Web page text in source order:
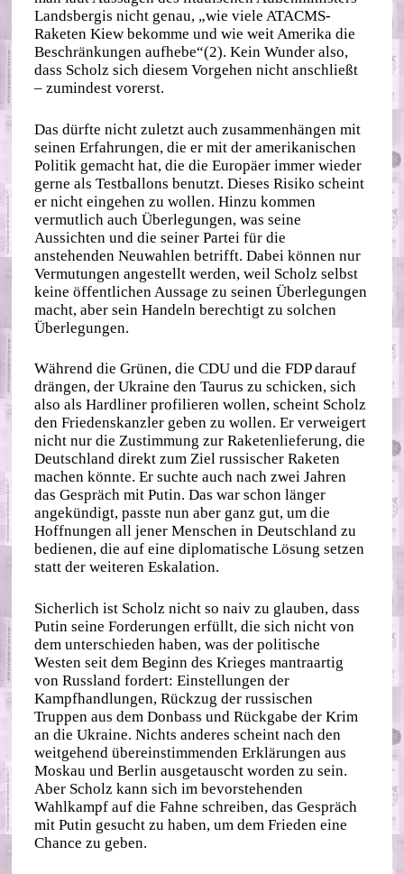
Landsbergis nicht genau, „wie viele ATACMS-
Raketen Kiew bekomme und wie weit Amerika die
Beschränkungen aufhebe“(2). Kein Wunder also,
dass Scholz sich diesem Vorgehen nicht anschließt
– zumindest vorerst.
Das dürfte nicht zuletzt auch zusammenhängen mit
seinen Erfahrungen, die er mit der amerikanischen
Politik gemacht hat, die die Europäer immer wieder
gerne als Testballons benutzt. Dieses Risiko scheint
er nicht eingehen zu wollen. Hinzu kommen
vermutlich auch Überlegungen, was seine
Aussichten und die seiner Partei für die
anstehenden Neuwahlen betrifft. Dabei können nur
Vermutungen angestellt werden, weil Scholz selbst
keine öffentlichen Aussage zu seinen Überlegungen
macht, aber sein Handeln berechtigt zu solchen
Überlegungen.
Während die Grünen, die CDU und die FDP darauf
drängen, der Ukraine den Taurus zu schicken, sich
also als Hardliner profilieren wollen, scheint Scholz
den Friedenskanzler geben zu wollen. Er verweigert
nicht nur die Zustimmung zur Raketenlieferung, die
Deutschland direkt zum Ziel russischer Raketen
machen könnte. Er suchte auch nach zwei Jahren
das Gespräch mit Putin. Das war schon länger
angekündigt, passte nun aber ganz gut, um die
Hoffnungen all jener Menschen in Deutschland zu
bedienen, die auf eine diplomatische Lösung setzen
statt der weiteren Eskalation.
Sicherlich ist Scholz nicht so naiv zu glauben, dass
Putin seine Forderungen erfüllt, die sich nicht von
dem unterschieden haben, was der politische
Westen seit dem Beginn des Krieges mantraartig
von Russland fordert: Einstellungen der
Kampfhandlungen, Rückzug der russischen
Truppen aus dem Donbass und Rückgabe der Krim
an die Ukraine. Nichts anderes scheint nach den
weitgehend übereinstimmenden Erklärungen aus
Moskau und Berlin ausgetauscht worden zu sein.
Aber Scholz kann sich im bevorstehenden
Wahlkampf auf die Fahne schreiben, das Gespräch
mit Putin gesucht zu haben, um dem Frieden eine
Chance zu geben.